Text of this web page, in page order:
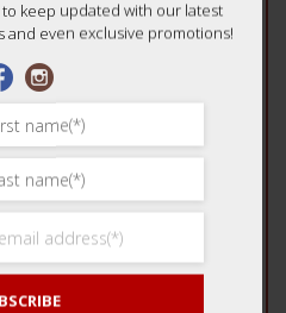
keep updated with our latest
and even exclusive promotions!